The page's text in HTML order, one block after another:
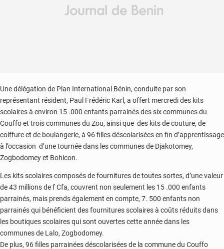
Une délégation de Plan International Bénin, conduite par son
représentant résident, Paul Frédéric Karl, a offert mercredi des kits
scolaires à environ 15 .000 enfants parrainés des six communes du
Couffo et trois communes du Zou, ainsi que des kits de couture, de
coiffure et de boulangerie, à 96 filles déscolarisées en fin d’apprentissage
à l’occasion d’une tournée dans les communes de Djakotomey,
Zogbodomey et Bohicon.
Les kits scolaires composés de fournitures de toutes sortes, d’une valeur
de 43 millions de f Cfa, couvrent non seulement les 15 .000 enfants
parrainés, mais prends également en compte, 7. 500 enfants non
parrainés qui bénéficient des fournitures scolaires à coûts réduits dans
les boutiques scolaires qui sont ouvertes cette année dans les
communes de Lalo, Zogbodomey.
De plus, 96 filles parrainées déscolarisées de la commune du Couffo